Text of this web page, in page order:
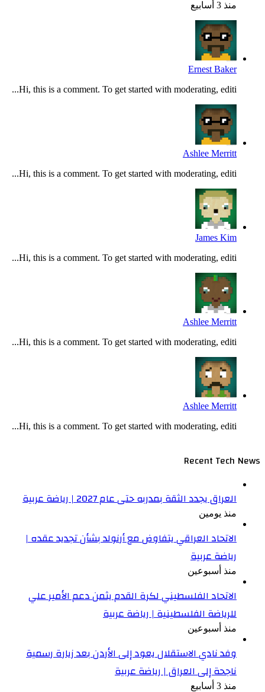
منذ 3 أسابيع
Ernest Baker
Hi, this is a comment. To get started with moderating, editi...
Ashlee Merritt
Hi, this is a comment. To get started with moderating, editi...
James Kim
Hi, this is a comment. To get started with moderating, editi...
Ashlee Merritt
Hi, this is a comment. To get started with moderating, editi...
Ashlee Merritt
Hi, this is a comment. To get started with moderating, editi...
Recent Tech News
العراق يجدد الثقة بمدربه حتى عام 2027 | رياضة عربية
منذ يومين
الاتحاد العراقي يتفاوض مع أرنولد بشأن تجديد عقده |
رياضة عربية
منذ أسبوعين
الاتحاد الفلسطيني لكرة القدم يثمن دعم الأمير علي
للرياضة الفلسطينية | رياضة عربية
منذ أسبوعين
وفد نادي الاستقلال يعود إلى الأردن بعد زيارة رسمية
ناجحة إلى العراق | رياضة عربية
منذ 3 أسابيع